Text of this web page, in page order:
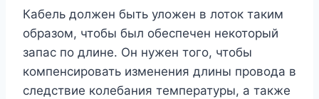
Кабель должен быть уложен в лоток таким
образом, чтобы был обеспечен некоторый
запас по длине. Он нужен того, чтобы
компенсировать изменения длины провода в
следствие колебания температуры, а также